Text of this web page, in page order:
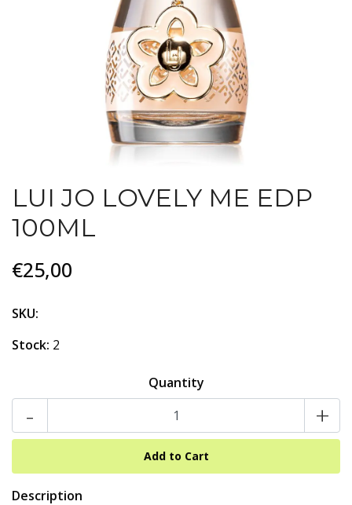
LUI JO LOVELY ME EDP
100ML
€25,00
SKU:
Stock: 2
Quantity
- +
Description